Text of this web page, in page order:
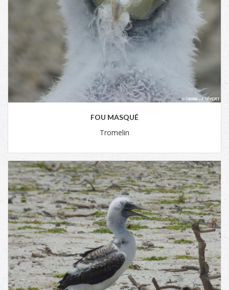
FOU MASQUÉ
Tromelin